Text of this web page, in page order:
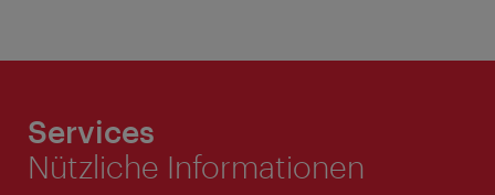
Services
Nützliche Informationen